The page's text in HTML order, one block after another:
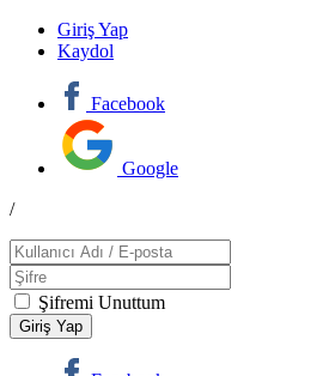
Giriş Yap
Kaydol
Facebook
Google
/
Şifremi Unuttum